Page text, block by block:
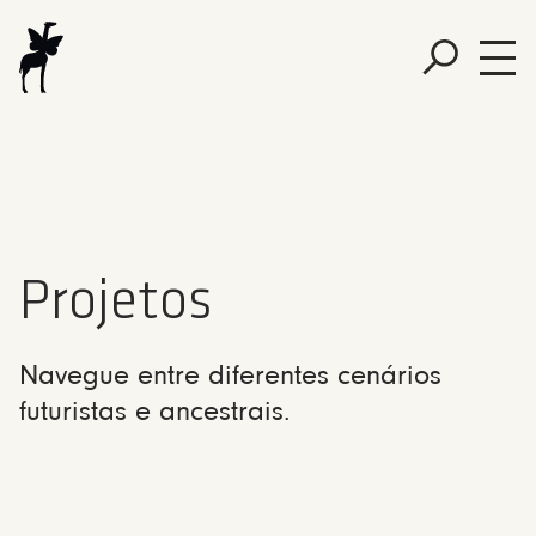
Projetos
Navegue entre diferentes cenários
futuristas e ancestrais.